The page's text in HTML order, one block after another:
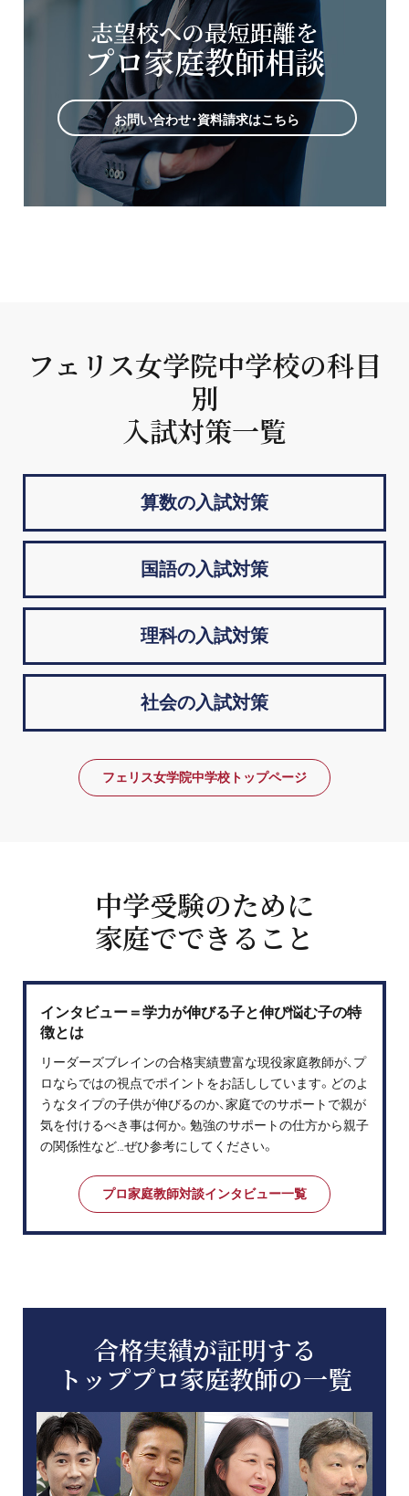
志望校への最短距離を
プロ家庭教師相談
お問い合わせ・資料請求はこちら
フェリス女学院中学校の科目
別
入試対策一覧
算数の入試対策
国語の入試対策
理科の入試対策
社会の入試対策
フェリス女学院中学校トップページ
中学受験のために
家庭でできること
インタビュー＝学力が伸びる子と伸び悩む子の特
徴とは
リーダーズブレインの合格実績豊富な現役家庭教師が、プ
ロならではの視点でポイントをお話ししています。どのよ
うなタイプの子供が伸びるのか、家庭でのサポートで親が
気を付けるべき事は何か。勉強のサポートの仕方から親子
の関係性など…ぜひ参考にしてください。
プロ家庭教師対談インタビュー一覧
合格実績が証明する
トッププロ家庭教師の一覧